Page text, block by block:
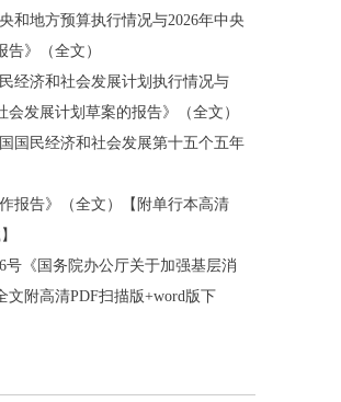
央和地方预算执行情况与2026年中央
》（全文）
民经济和社会发展计划执行情况与
会发展计划草案的报告》（全文）
国民经济和社会发展第十五个五年
作报告》（全文）【附单行本高清
号《国务院办公厅关于加强基层消
文附高清PDF扫描版+word版下